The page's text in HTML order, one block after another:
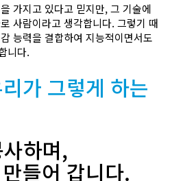
가지고 있다고 믿지만, 그 기술에
사람이라고 생각합니다. 그렇기 때
능력을 결합하여 지능적이면서도
니다.
가 그렇게 하는
하며,
들어 갑니다.